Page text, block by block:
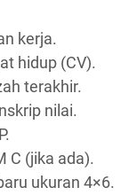
kerja.
hidup (CV).
terakhir.
nilai.
C (jika ada).
ukuran 4×6.